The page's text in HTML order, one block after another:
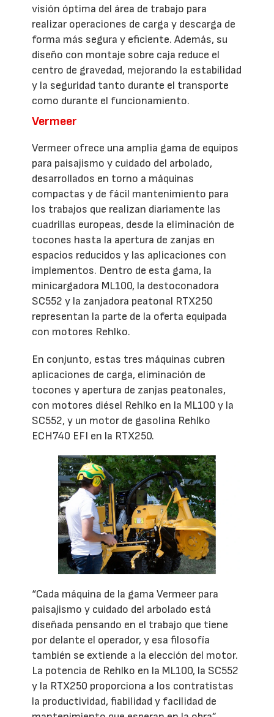
visión óptima del área de trabajo para
realizar operaciones de carga y descarga de
forma más segura y eficiente. Además, su
diseño con montaje sobre caja reduce el
centro de gravedad, mejorando la estabilidad
y la seguridad tanto durante el transporte
como durante el funcionamiento.
Vermeer
Vermeer ofrece una amplia gama de equipos
para paisajismo y cuidado del arbolado,
desarrollados en torno a máquinas
compactas y de fácil mantenimiento para
los trabajos que realizan diariamente las
cuadrillas europeas, desde la eliminación de
tocones hasta la apertura de zanjas en
espacios reducidos y las aplicaciones con
implementos. Dentro de esta gama, la
minicargadora ML100, la destoconadora
SC552 y la zanjadora peatonal RTX250
representan la parte de la oferta equipada
con motores Rehlko.
En conjunto, estas tres máquinas cubren
aplicaciones de carga, eliminación de
tocones y apertura de zanjas peatonales,
con motores diésel Rehlko en la ML100 y la
SC552, y un motor de gasolina Rehlko
ECH740 EFI en la RTX250.
“Cada máquina de la gama Vermeer para
paisajismo y cuidado del arbolado está
diseñada pensando en el trabajo que tiene
por delante el operador, y esa filosofía
también se extiende a la elección del motor.
La potencia de Rehlko en la ML100, la SC552
y la RTX250 proporciona a los contratistas
la productividad, fiabilidad y facilidad de